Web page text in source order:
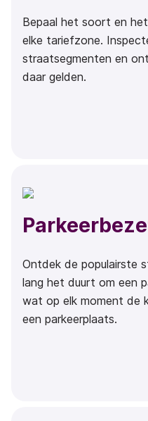
Bepaal het soort en
elke tariefzone.
straatsegmenten en
daar gelden.
Ontdek de populairste
lang het duurt om een
wat op elk moment de
een parkeerplaats.